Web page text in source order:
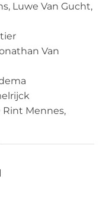
Luwe Van Gucht,
Van
Rint Mennes,